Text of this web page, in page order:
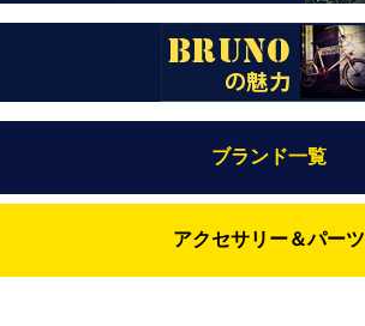
ブランド一覧
Bianchi（ビアンキ）
BRUNO(ブルーノ)アクセサリー＆パーツ